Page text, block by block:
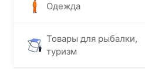
Одежда
Товары для рыбалки,
туризм